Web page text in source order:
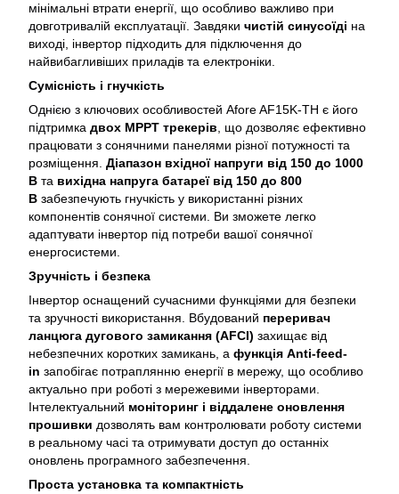
мінімальні втрати енергії, що особливо важливо при
довготривалій експлуатації. Завдяки чистій синусоїді на
виході, інвертор підходить для підключення до
найвибагливіших приладів та електроніки.
Сумісність і гнучкість
Однією з ключових особливостей Afore AF15K-TH є його
підтримка двох MPPT трекерів , що дозволяє ефективно
працювати з сонячними панелями різної потужності та
розміщення. Діапазон вхідної напруги від 150 до 1000
В та вихідна напруга батареї від 150 до 800
В забезпечують гнучкість у використанні різних
компонентів сонячної системи. Ви зможете легко
адаптувати інвертор під потреби вашої сонячної
енергосистеми.
Зручність і безпека
Інвертор оснащений сучасними функціями для безпеки
та зручності використання. Вбудований переривач
ланцюга дугового замикання (AFCI) захищає від
небезпечних коротких замикань, а функція Anti-feed-
in запобігає потраплянню енергії в мережу, що особливо
актуально при роботі з мережевими інверторами.
Інтелектуальний моніторинг і віддалене оновлення
прошивки дозволять вам контролювати роботу системи
в реальному часі та отримувати доступ до останніх
оновлень програмного забезпечення.
Проста установка та компактність